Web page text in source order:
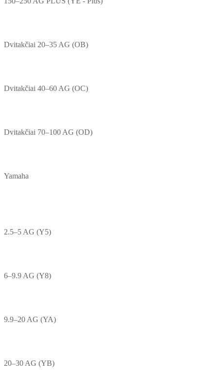
Dvitakčiai 20–35 AG (OB)
Dvitakčiai 40–60 AG (OC)
Dvitakčiai 70–100 AG (OD)
Yamaha
2.5–5 AG (Y5)
6–9.9 AG (Y8)
9.9–20 AG (YA)
20–30 AG (YB)